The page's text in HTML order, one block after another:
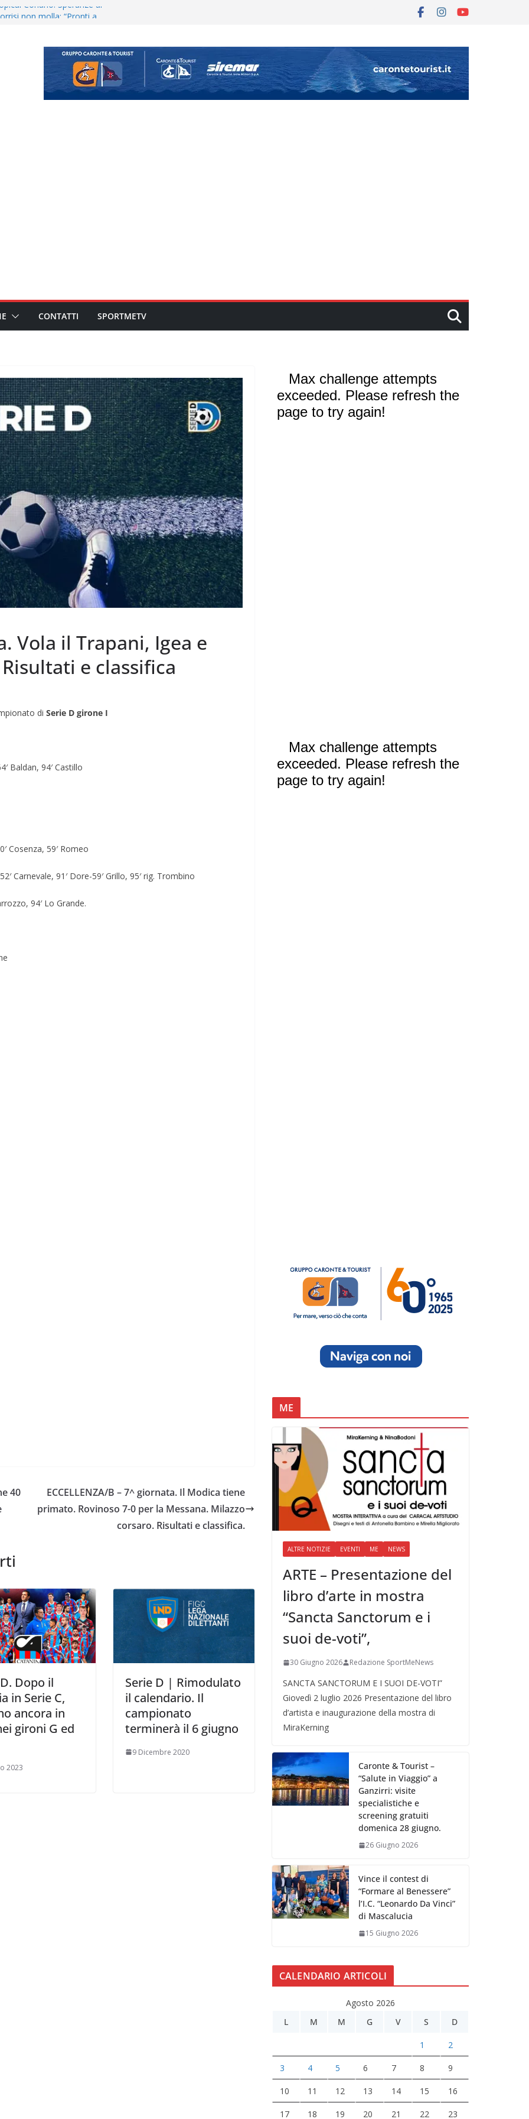
Coriano. Speranze al
conferma i giovani
annuncia il brasiliano Vinicius
il progetto Messina. “La
CONTATTI SPORTMETV
Vola il Trapani, Igea e
e classifica
di Serie D girone I
Baldan, 94′ Castillo
Cosenza, 59′ Romeo
Carnevale, 91′ Dore-59′ Grillo, 95′ rig. Trombino
94′ Lo Grande.
40
ECCELLENZA/B – 7^ giornata. Il Modica tiene
primato. Rovinoso 7-0 per la Messana. Milazzo
corsaro. Risultati e classifica.
D. Dopo il
in Serie C,
ancora in
gironi G ed
2023
Serie D | Rimodulato
il calendario. Il
campionato
terminerà il 6 giugno
9 Dicembre 2020
ME
ALTRE NOTIZIE EVENTI ME NEWS
ARTE – Presentazione del
libro d’arte in mostra
“Sancta Sanctorum e i
suoi de-voti”,
30 Giugno 2026 Redazione SportMeNews
SANCTA SANCTORUM E I SUOI DE-VOTI”
Giovedì 2 luglio 2026 Presentazione del libro
d’artista e inaugurazione della mostra di
MiraKerning
Caronte & Tourist –
“Salute in Viaggio” a
Ganzirri: visite
specialistiche e
screening gratuiti
domenica 28 giugno.
26 Giugno 2026
Vince il contest di
“Formare al Benessere”
l’I.C. “Leonardo Da Vinci”
di Mascalucia
15 Giugno 2026
CALENDARIO ARTICOLI
Agosto 2026
L
M M G V S D
1 2
3 4 5 6 7 8 9
10 11 12 13 14 15 16
17 18 19 20 21 22 23